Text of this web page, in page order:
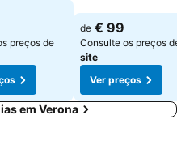
preços de
Ver preços
de € 99
Consulte os preços
site
Ver preços
em Verona